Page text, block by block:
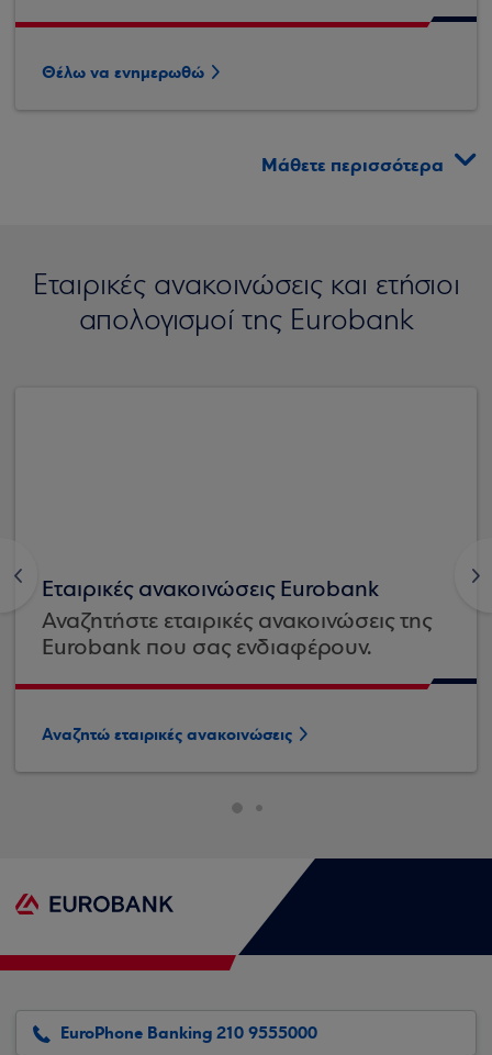
Θέλω να ενημερωθώ
Μάθετε περισσότερα
Εταιρικές ανακοινώσεις και ετήσιοι
απολογισμοί της Eurobank
<
Εταιρικές ανακοινώσεις Eurobank
Αναζητήστε εταιρικές ανακοινώσεις της
Eurobank που σας ενδιαφέρουν.
Αναζητώ εταιρικές ανακοινώσεις
>
EuroPhone Banking 210 9555000